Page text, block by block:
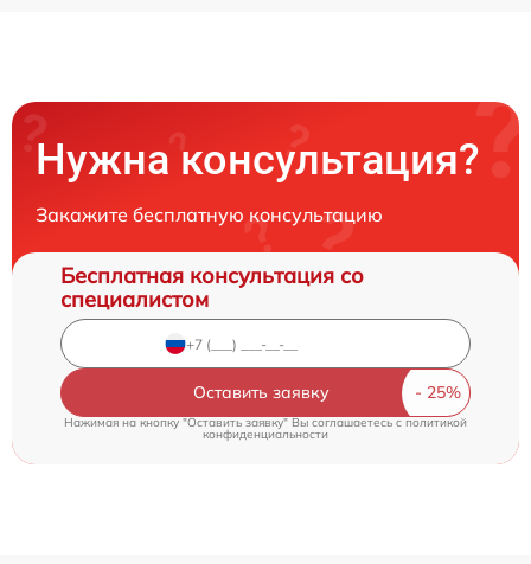
Нужна консультация?
Закажите бесплатную консультацию
Бесплатная консультация со
специалистом
Оставить заявку
Нажимая на кнопку "Оставить заявку" Вы соглашаетесь c политикой
конфиденциальности